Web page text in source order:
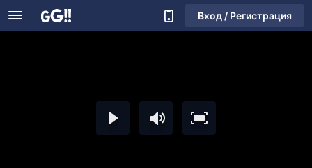
Вход / Регистрация